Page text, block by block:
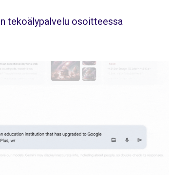
tekoälypalvelu osoitteessa